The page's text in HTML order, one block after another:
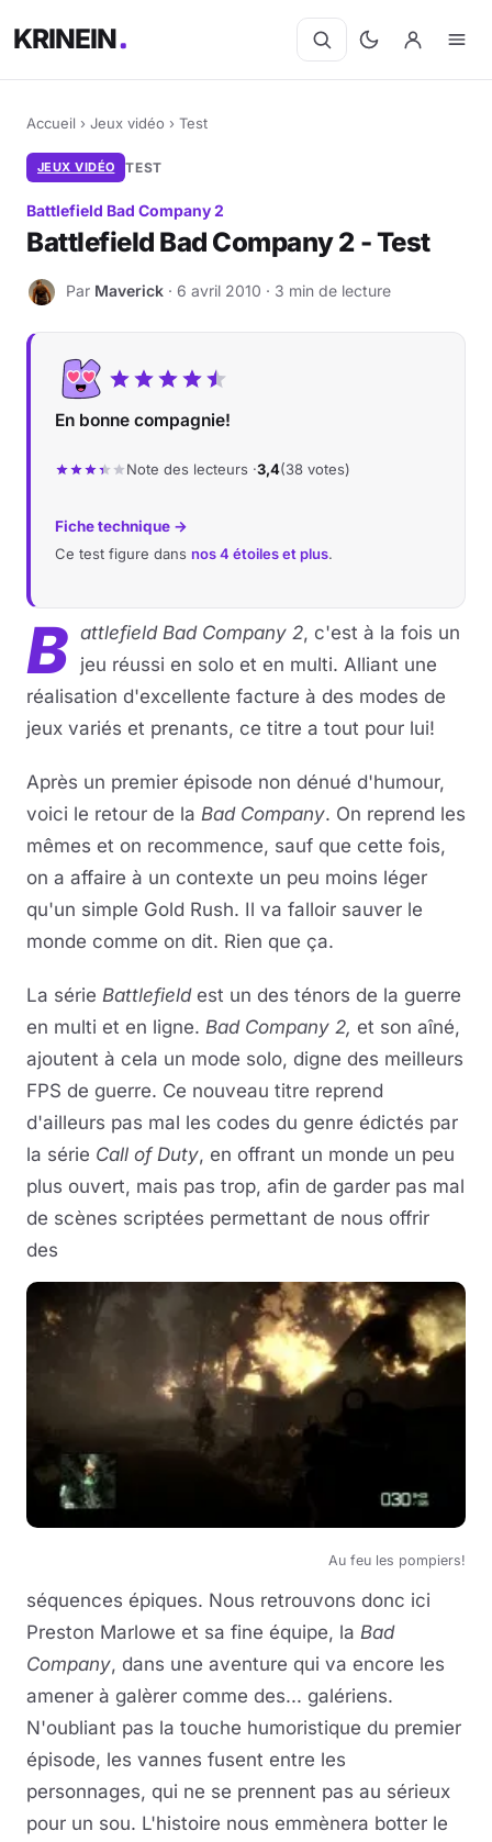
KRINEIN
Accueil › Jeux vidéo › Test
JEUX VIDÉO TEST
Battlefield Bad Company 2
Battlefield Bad Company 2 - Test
M Par Maverick · 6 avril 2010 · 3 min de lecture
En bonne compagnie!
Note des lecteurs ·3,4(38 votes)
Fiche technique →
Ce test figure dans nos 4 étoiles et plus.
B attlefield Bad Company 2, c'est à la fois un
jeu réussi en solo et en multi. Alliant une
réalisation d'excellente facture à des modes de
jeux variés et prenants, ce titre a tout pour lui!
Après un premier épisode non dénué d'humour,
voici le retour de la Bad Company. On reprend les
mêmes et on recommence, sauf que cette fois,
on a affaire à un contexte un peu moins léger
qu'un simple Gold Rush. Il va falloir sauver le
monde comme on dit. Rien que ça.
La série Battlefield est un des ténors de la guerre
en multi et en ligne. Bad Company 2, et son aîné,
ajoutent à cela un mode solo, digne des meilleurs
FPS de guerre. Ce nouveau titre reprend
d'ailleurs pas mal les codes du genre édictés par
la série Call of Duty, en offrant un monde un peu
plus ouvert, mais pas trop, afin de garder pas mal
de scènes scriptées permettant de nous offrir
des
Au feu les pompiers!
séquences épiques. Nous retrouvons donc ici
Preston Marlowe et sa fine équipe, la Bad
Company, dans une aventure qui va encore les
amener à galèrer comme des... galériens.
N'oubliant pas la touche humoristique du premier
épisode, les vannes fusent entre les
personnages, qui ne se prennent pas au sérieux
pour un sou. L'histoire nous emmènera botter le